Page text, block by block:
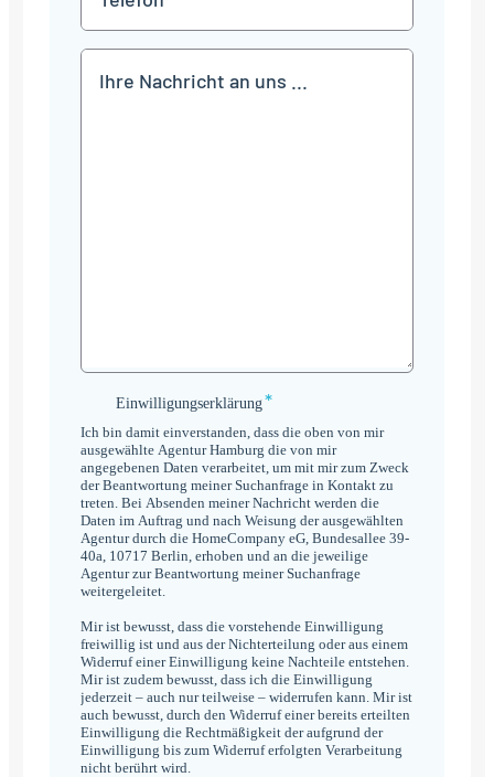
Einwilligungserklärung
Einwilligungserklärung*
Ich bin damit einverstanden, dass die oben von mir
ausgewählte Agentur Hamburg die von mir
angegebenen Daten verarbeitet, um mit mir zum Zweck
der Beantwortung meiner Suchanfrage in Kontakt zu
treten. Bei Absenden meiner Nachricht werden die
Daten im Auftrag und nach Weisung der ausgewählten
Agentur durch die HomeCompany eG, Bundesallee 39-
40a, 10717 Berlin, erhoben und an die jeweilige
Agentur zur Beantwortung meiner Suchanfrage
weitergeleitet.
Mir ist bewusst, dass die vorstehende Einwilligung
freiwillig ist und aus der Nichterteilung oder aus einem
Widerruf einer Einwilligung keine Nachteile entstehen.
Mir ist zudem bewusst, dass ich die Einwilligung
jederzeit – auch nur teilweise – widerrufen kann. Mir ist
auch bewusst, durch den Widerruf einer bereits erteilten
Einwilligung die Rechtmäßigkeit der aufgrund der
Einwilligung bis zum Widerruf erfolgten Verarbeitung
nicht berührt wird.